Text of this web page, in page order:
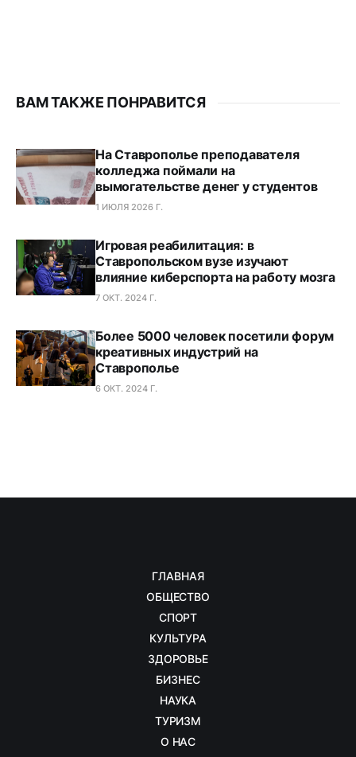
ВАМ ТАКЖЕ ПОНРАВИТСЯ
На Ставрополье преподавателя
колледжа поймали на
вымогательстве денег у студентов
1 ИЮЛЯ 2026 Г.
Игровая реабилитация: в
Ставропольском вузе изучают
влияние киберспорта на работу мозга
7 ОКТ. 2024 Г.
Более 5000 человек посетили форум
креативных индустрий на
Ставрополье
6 ОКТ. 2024 Г.
ГЛАВНАЯ
ОБЩЕСТВО
СПОРТ
КУЛЬТУРА
ЗДОРОВЬЕ
БИЗНЕС
НАУКА
ТУРИЗМ
О НАС